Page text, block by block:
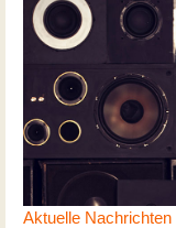
Aktuelle Nachrichten